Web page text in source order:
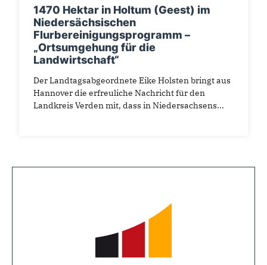
1470 Hektar in Holtum (Geest) im
Niedersächsischen
Flurbereinigungsprogramm –
„Ortsumgehung für die
Landwirtschaft“
Der Landtagsabgeordnete Eike Holsten bringt aus
Hannover die erfreuliche Nachricht für den
Landkreis Verden mit, dass in Niedersachsens...